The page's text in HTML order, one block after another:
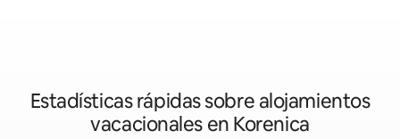
Estadísticas rápidas sobre alojamientos
vacacionales en Korenica